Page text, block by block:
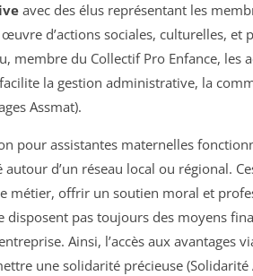
avec des élus représentant les
d’actions sociales, culturelles, et
membre du Collectif Pro Enfance, les
la gestion administrative, la
Assmat).
pour assistantes maternelles
d’un réseau local ou régional.
métier, offrir un soutien moral et
disposent pas toujours des moyens
Ainsi, l’accès aux avantages
une solidarité précieuse (Solidarité